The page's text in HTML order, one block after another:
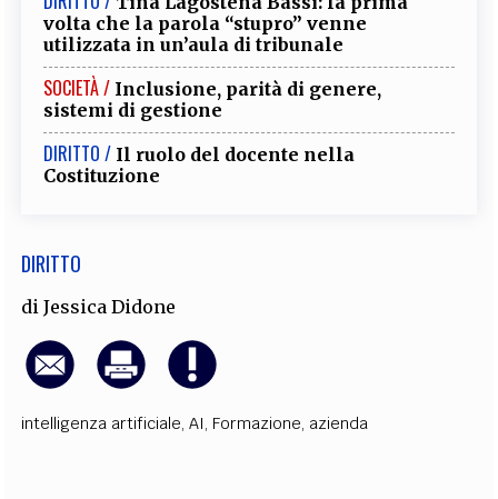
volta che la parola “stupro” venne
utilizzata in un’aula di tribunale
SOCIETÀ / Inclusione, parità di genere,
sistemi di gestione
DIRITTO / Il ruolo del docente nella
Costituzione
DIRITTO
diJessica Didone
intelligenza artificiale,AI, Formazione, azienda